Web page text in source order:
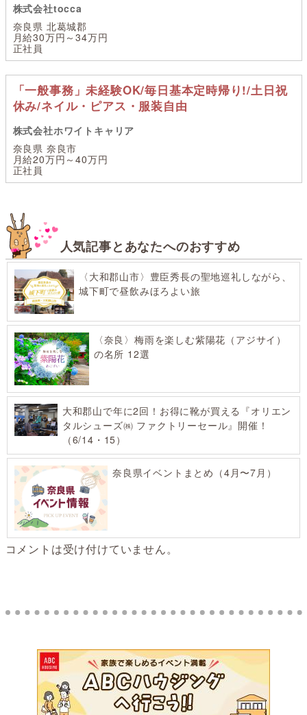
株式会社tocca
奈良県 北葛城郡
月給30万円～34万円
正社員
「一般事務」未経験OK/毎日基本定時帰り!/土日祝
休み/ネイル・ピアス・服装自由
株式会社ホワイトキャリア
奈良県 奈良市
月給20万円～40万円
正社員
人気記事とあなたへのおすすめ
〈大和郡山市〉豊臣秀長の聖地巡礼しながら、
城下町で昼飲みほろよい旅
〈奈良〉梅雨を楽しむ紫陽花（アジサイ）
の名所 12選
大和郡山で年に2回！お得に靴が買える『オリエン
タルシューズ㈱ ファクトリーセール』開催！
（6/14・15）
奈良県イベントまとめ（4月〜7月）
コメントは受け付けていません。